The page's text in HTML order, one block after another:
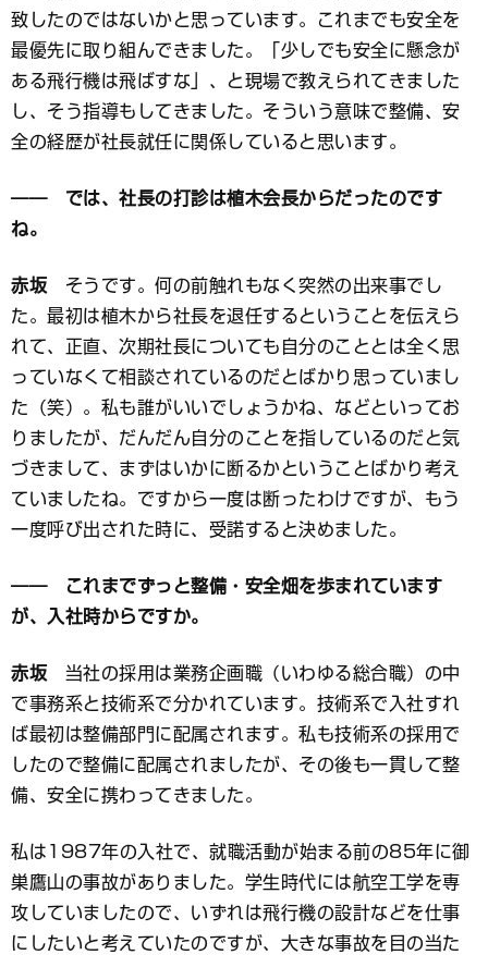
致したのではないかと思っています。これまでも安全を
最優先に取り組んできました。「少しでも安全に懸念が
ある飛行機は飛ばすな」、と現場で教えられてきました
し、そう指導もしてきました。そういう意味で整備、安
全の経歴が社長就任に関係していると思います。
―― では、社長の打診は植木会長からだったのです
ね。
赤坂 そうです。何の前触れもなく突然の出来事でし
た。最初は植木から社長を退任するということを伝えら
れて、正直、次期社長についても自分のこととは全く思
っていなくて相談されているのだとばかり思っていまし
た（笑）。私も誰がいいでしょうかね、などといってお
りましたが、だんだん自分のことを指しているのだと気
づきまして、まずはいかに断るかということばかり考え
ていましたね。ですから一度は断ったわけですが、もう
一度呼び出された時に、受諾すると決めました。
―― これまでずっと整備・安全畑を歩まれています
が、入社時からですか。
赤坂 当社の採用は業務企画職（いわゆる総合職）の中
で事務系と技術系で分かれています。技術系で入社すれ
ば最初は整備部門に配属されます。私も技術系の採用で
したので整備に配属されましたが、その後も一貫して整
備、安全に携わってきました。
私は1987年の入社で、就職活動が始まる前の85年に御
巣鷹山の事故がありました。学生時代には航空工学を専
攻していましたので、いずれは飛行機の設計などを仕事
にしたいと考えていたのですが、大きな事故を目の当た